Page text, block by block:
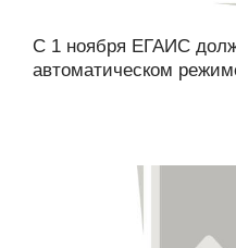
С 1 ноября ЕГАИС
автоматическом